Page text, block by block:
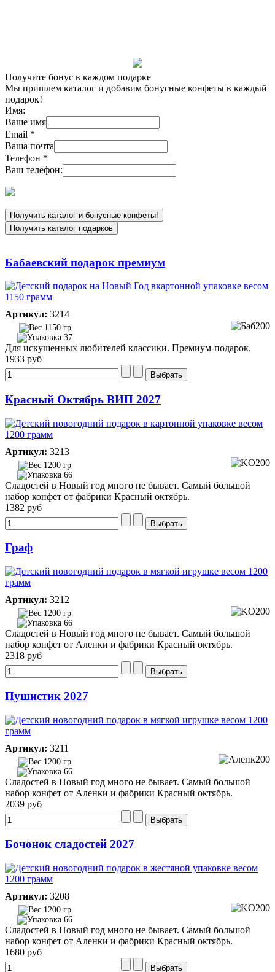
Получите бонус в каждом подарке
Мы пришлем каталог и добавим бонусные конфеты в каждый
подарок!
Имя:
Ваше имя
Email *
Ваша почта
Телефон *
Ваш телефон:
Бабаевский подарок премиум
Артикул: 3214
1150 гр
37
Для искушенных любителей классики. Премиум-подарок.
1933 руб
Красный Октябрь ВИП 2027
Артикул: 3213
1200 гр
66
Сладостей в Новый год много не бывает. Самый большой
набор конфет от фабрики Красный октябрь.
1382 руб
Граф
Артикул: 3212
1200 гр
66
Сладостей в Новый год много не бывает. Самый большой
набор конфет от Аленки и фабрики Красный октябрь.
2318 руб
Пушистик 2027
Артикул: 3211
1200 гр
66
Сладостей в Новый год много не бывает. Самый большой
набор конфет от Аленки и фабрики Красный октябрь.
2039 руб
Бочонок сладостей 2027
Артикул: 3208
1200 гр
66
Сладостей в Новый год много не бывает. Самый большой
набор конфет от Аленки и фабрики Красный октябрь.
1680 руб